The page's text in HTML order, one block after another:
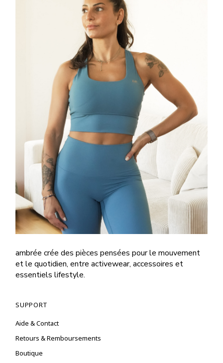
ambrée crée des pièces pensées pour le mouvement
et le quotidien, entre activewear, accessoires et
essentiels lifestyle.
SUPPORT
Aide & Contact
Retours & Remboursements
Boutique